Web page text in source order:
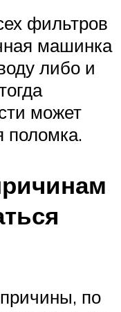
фильтров
машинка
либо и
может
поломка.
по